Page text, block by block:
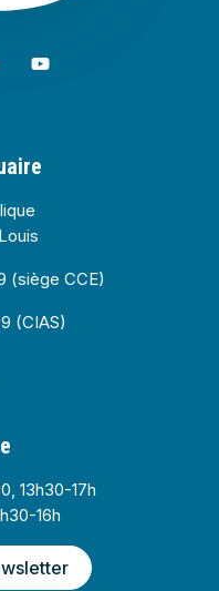
Facebook
le compte Instagram
vers le compte Linkedin
Lien vers la chaîne
(siège CCE)
(CIAS)
13h30-17h
16h